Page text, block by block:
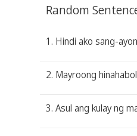
Random
1. Hindi ako sang-
2. Mayroong
3. Asul ang kulay ng